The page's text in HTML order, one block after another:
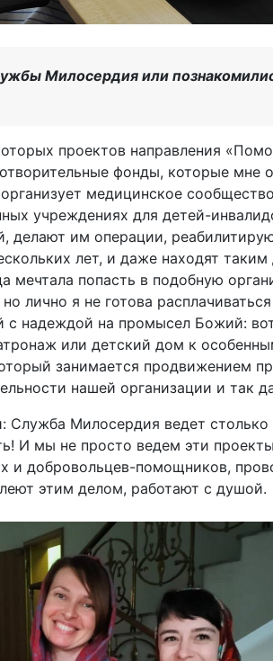
Милосердия или
проектов направления
фонды, которые мне
медицинское
учреждениях для детей-
делают им операции,
лет, и даже находят
мечтала попасть в подобную
лично я не готова
надеждой на промысел Божий:
или детский дом к
занимается продвижением
нашей организации и так
Служба Милосердия ведет
И мы не просто ведем эти
и добровольцев-помощников,
этим делом, работают с душой.